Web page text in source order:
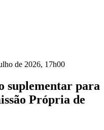
de 2026, 17h00
suplementar para
Própria de